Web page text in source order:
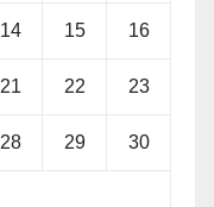
14 15 16
21 22 23
28 29 30